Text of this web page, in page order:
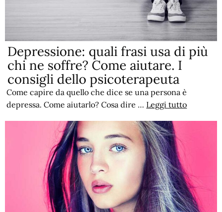
Depressione: quali frasi usa di più
chi ne soffre? Come aiutare. I
consigli dello psicoterapeuta
Come capire da quello che dice se una persona è
depressa. Come aiutarlo? Cosa dire … Leggi tutto